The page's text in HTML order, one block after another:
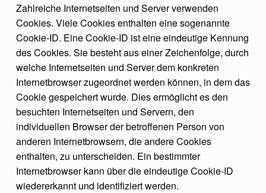
Zahlreiche Internetseiten und Server verwenden
Cookies. Viele Cookies enthalten eine sogenannte
Cookie-ID. Eine Cookie-ID ist eine eindeutige Kennung
des Cookies. Sie besteht aus einer Zeichenfolge, durch
welche Internetseiten und Server dem konkreten
Internetbrowser zugeordnet werden können, in dem das
Cookie gespeichert wurde. Dies ermöglicht es den
besuchten Internetseiten und Servern, den
individuellen Browser der betroffenen Person von
anderen Internetbrowsern, die andere Cookies
enthalten, zu unterscheiden. Ein bestimmter
Internetbrowser kann über die eindeutige Cookie-ID
wiedererkannt und identifiziert werden.